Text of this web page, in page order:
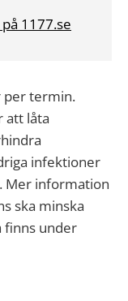
1177.se
per termin.
att låta
infektioner
Mer information
ska minska
finns under